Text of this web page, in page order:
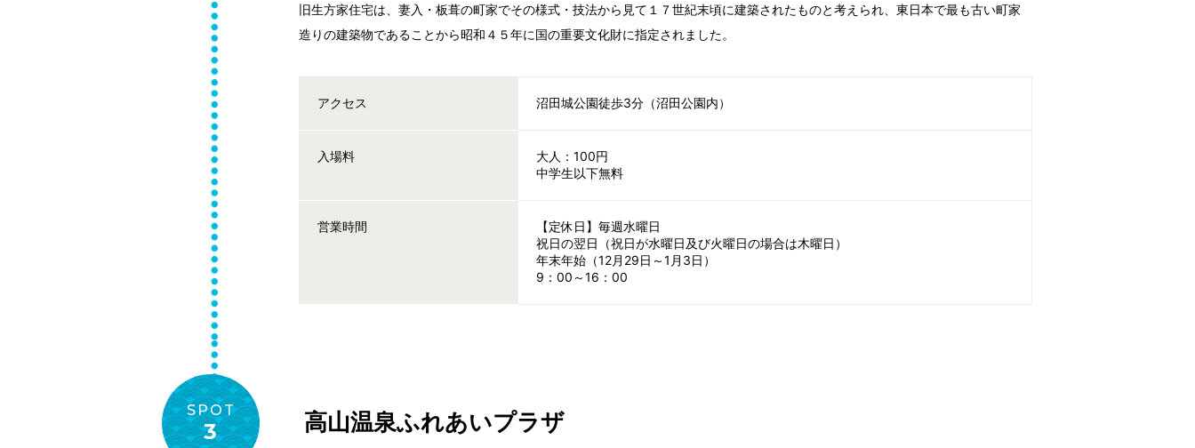
旧生方家住宅は、妻入・板葺の町家でその様式・技法から見て１７世紀末頃に建築されたものと考えられ、東日本で最も古い町家
造りの建築物であることから昭和４５年に国の重要文化財に指定されました。
アクセス 沼田城公園徒歩3分（沼田公園内）
入場料
大人：100円
中学生以下無料
営業時間
【定休日】毎週水曜日
祝日の翌日（祝日が水曜日及び火曜日の場合は木曜日）
年末年始（12月29日～1月3日）
9：00～16：00
SPOT
3 高山温泉ふれあいプラザ